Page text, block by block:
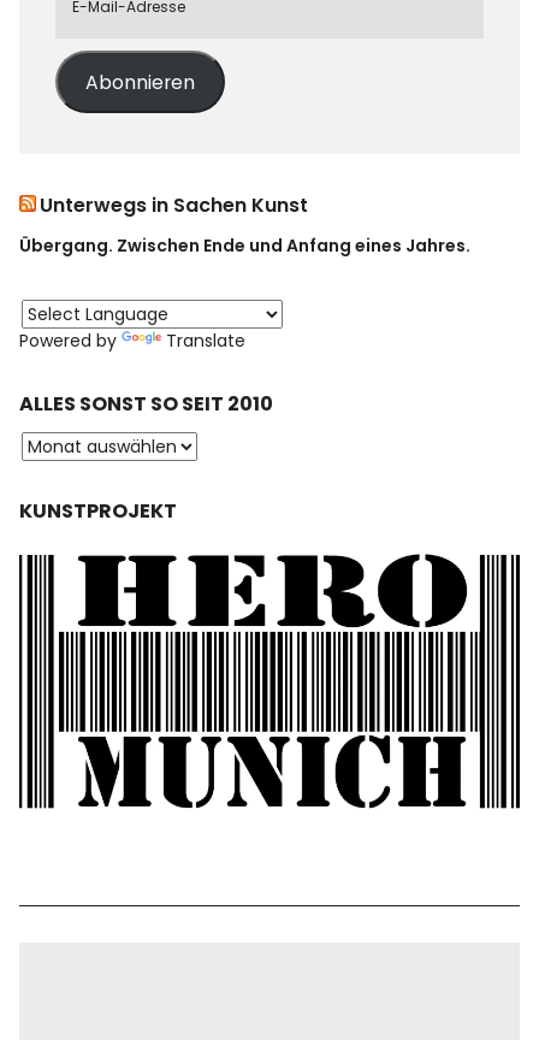
Abonnieren
Unterwegs in Sachen Kunst
Übergang. Zwischen Ende und Anfang eines Jahres.
Powered by Translate
ALLES SONST SO SEIT 2010
KUNSTPROJEKT